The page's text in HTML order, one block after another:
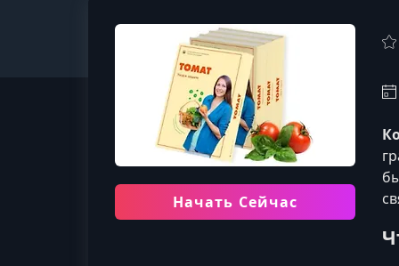
Начать Сейчас